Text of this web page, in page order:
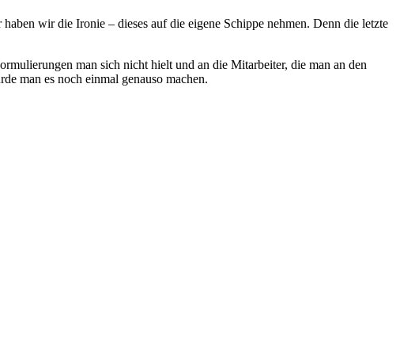
wir die Ironie – dieses auf die eigene Schippe nehmen. Denn die letzte
man sich nicht hielt und an die Mitarbeiter, die man an den
man es noch einmal genauso machen.